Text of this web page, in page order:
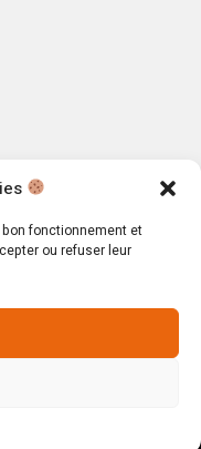
fonctionnement et
ou refuser leur